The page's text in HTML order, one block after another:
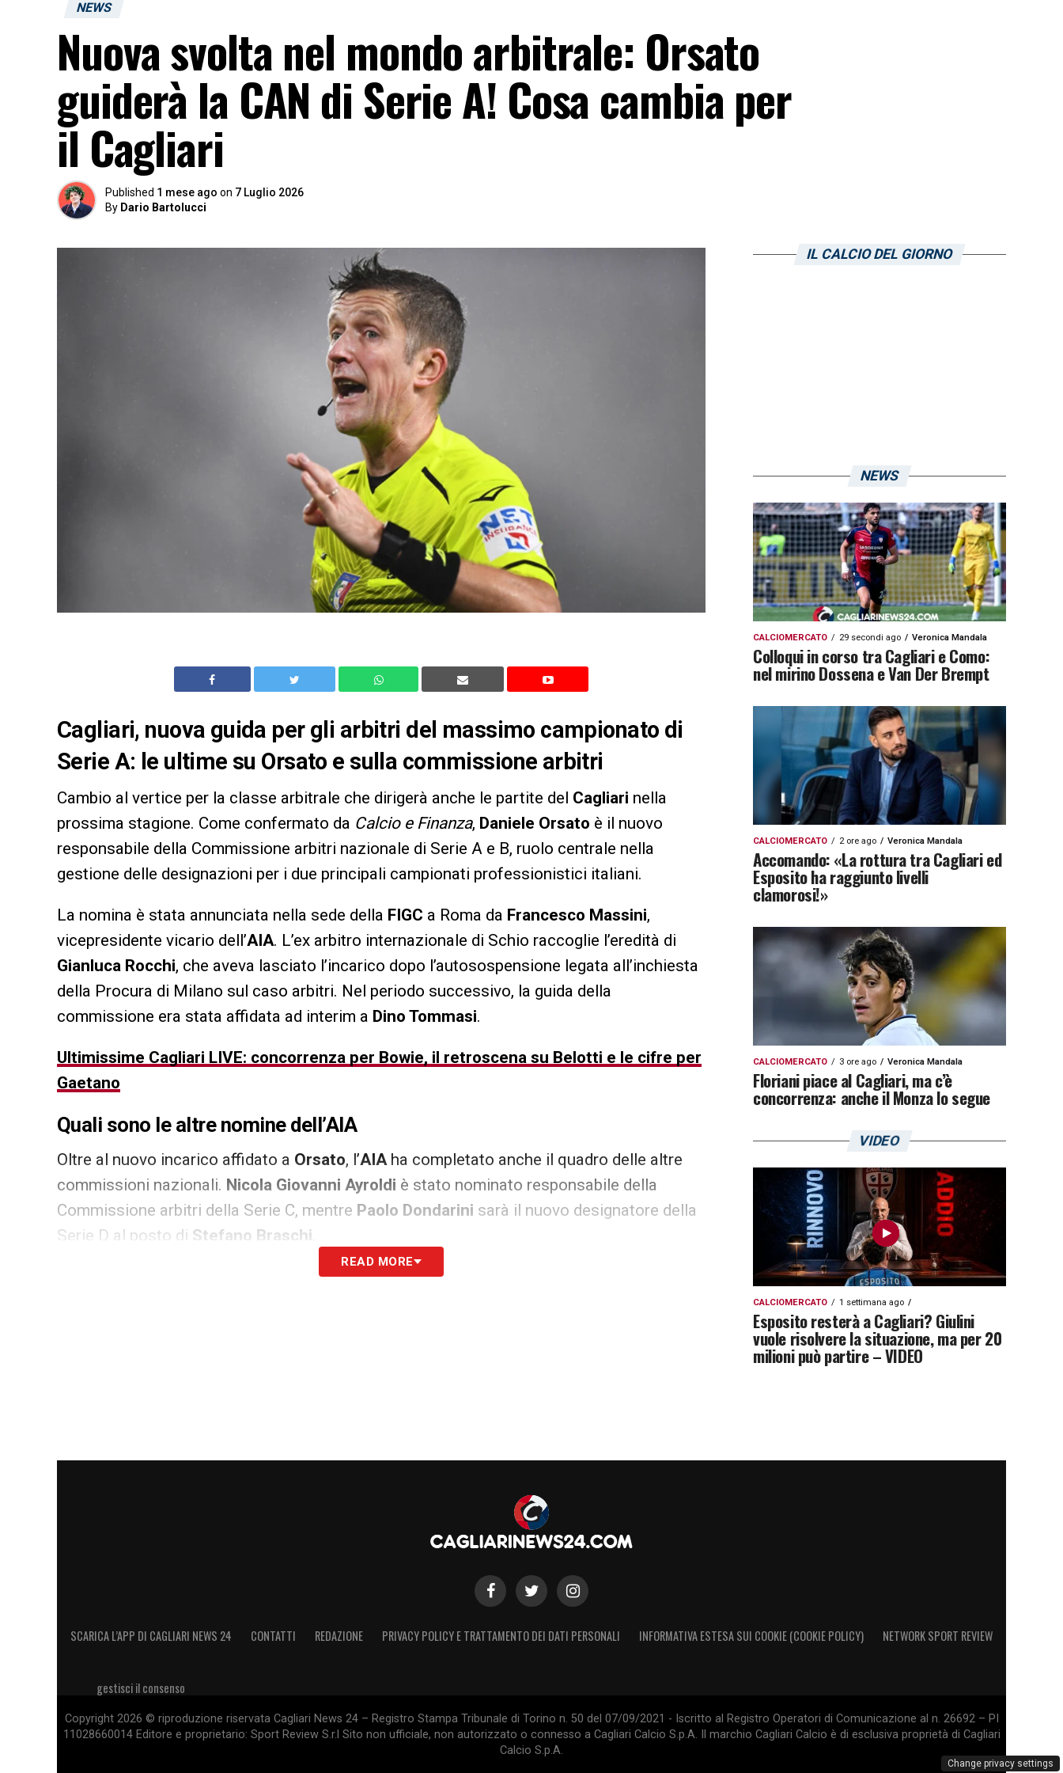
NEWS
Nuova svolta nel mondo arbitrale: Orsato
guiderà la CAN di Serie A! Cosa cambia per
il Cagliari
Published 1 mese ago on 7 Luglio 2026
By Dario Bartolucci
Cagliari, nuova guida per gli arbitri del massimo campionato di
Serie A: le ultime su Orsato e sulla commissione arbitri
Cambio al vertice per la classe arbitrale che dirigerà anche le partite del Cagliari nella
prossima stagione. Come confermato da Calcio e Finanza, Daniele Orsato è il nuovo
responsabile della Commissione arbitri nazionale di Serie A e B, ruolo centrale nella
gestione delle designazioni per i due principali campionati professionistici italiani.
La nomina è stata annunciata nella sede della FIGC a Roma da Francesco Massini,
vicepresidente vicario dell’AIA. L’ex arbitro internazionale di Schio raccoglie l’eredità di
Gianluca Rocchi, che aveva lasciato l’incarico dopo l’autosospensione legata all’inchiesta
della Procura di Milano sul caso arbitri. Nel periodo successivo, la guida della
commissione era stata affidata ad interim a Dino Tommasi.
Ultimissime Cagliari LIVE: concorrenza per Bowie, il retroscena su Belotti e le cifre per
Gaetano
Quali sono le altre nomine dell’AIA
Oltre al nuovo incarico affidato a Orsato, l’AIA ha completato anche il quadro delle altre
commissioni nazionali. Nicola Giovanni Ayroldi è stato nominato responsabile della
Commissione arbitri della Serie C, mentre Paolo Dondarini sarà il nuovo designatore della
Serie D al posto di Stefano Braschi
, come per tutte le squadre di Serie A, la novità riguarda direttamente la
READ MORE
IL CALCIO DEL GIORNO
NEWS
CALCIOMERCATO 29 secondi ago Veronica Mandala
Colloqui in corso tra Cagliari e Como:
nel mirino Dossena e Van Der Brempt
CALCIOMERCATO 2 ore ago Veronica Mandala
Accomando: «La rottura tra Cagliari ed
Esposito ha raggiunto livelli
clamorosi!»
CALCIOMERCATO 3 ore ago Veronica Mandala
Floriani piace al Cagliari, ma c’è
concorrenza: anche il Monza lo segue
VIDEO
CALCIOMERCATO 1 settimana ago
Esposito resterà a Cagliari? Giulini
vuole risolvere la situazione, ma per 20
milioni può partire – VIDEO
SCARICA L’APP DI CAGLIARI NEWS 24 CONTATTI REDAZIONE PRIVACY POLICY E TRATTAMENTO DEI DATI PERSONALI INFORMATIVA ESTESA SUI COOKIE (COOKIE POLICY) NETWORK SPORT REVIEW
gestisci il consenso
Copyright 2026 © riproduzione riservata Cagliari News 24 – Registro Stampa Tribunale di Torino n. 50 del 07/09/2021 - Iscritto al Registro Operatori di Comunicazione al n. 26692 – PI
11028660014 Editore e proprietario: Sport Review S.r.l Sito non ufficiale, non autorizzato o connesso a Cagliari Calcio S.p.A. Il marchio Cagliari Calcio è di esclusiva proprietà di Cagliari
Calcio S.p.A.
Change privacy settings